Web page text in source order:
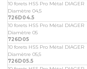
10 forets HSS Pro Métal DIAGER
Diamètre 04,5
726D04.5
10 forets HSS Pro Métal DIAGER
Diamètre 05
726D05
10 forets HSS Pro Métal DIAGER
Diamètre 05,5
726D05.5